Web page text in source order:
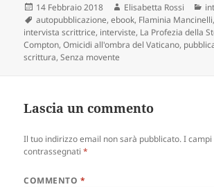
Scritto
il
14 Febbraio 2018 Autore
Elisabetta Rossi
Tag
autopubblicazione,ebook, Flaminia Mancinelli,
intervista scrittrice, interviste, La Profezia della
Compton,Omicidi all'ombra del Vaticano,
scrittura,Senza movente
Lascia un commento
Il tuo indirizzo email non sarà pubblicato. I
contrassegnati*
COMMENTO *